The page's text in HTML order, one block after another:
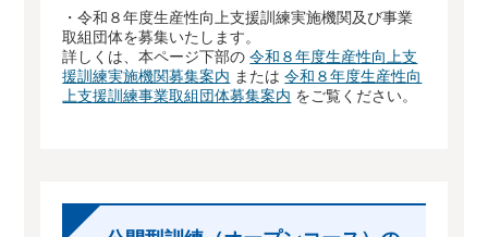
・令和８年度生産性向上支援訓練実施機関及び事業
取組団体を募集いたします。
詳しくは、本ページ下部の 令和８年度生産性向上支
援訓練実施機関募集案内 または 令和８年度生産性向
上支援訓練事業取組団体募集案内 をご覧ください。